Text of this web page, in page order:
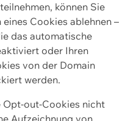
können Sie
Cookies ablehnen –
das automatische
oder Ihren
von der Domain
werden.
Opt-out-Cookies nicht